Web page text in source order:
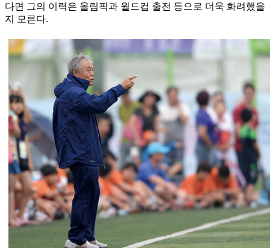
다면 그의 이력은 올림픽과 월드컵 출전 등으로 더욱 화려했을
지 모른다.